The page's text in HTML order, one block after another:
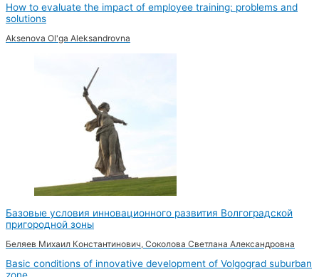
How to evaluate the impact of employee training: problems and
solutions
Aksenova Ol'ga Aleksandrovna
Базовые условия инновационного развития Волгоградской
пригородной зоны
Беляев Михаил Константинович, Соколова Светлана Александровна
Basic conditions of innovative development of Volgograd suburban